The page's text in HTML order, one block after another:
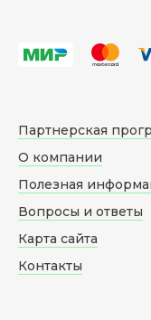
Партнерская
О компании
Полезная
Вопросы и ответы
Карта сайта
Контакты